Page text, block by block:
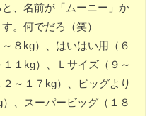
、名前が「ムーニー」か
。何でだろ（笑）
８kg）、はいはい用（６
１kg）、Ｌサイズ（９～
～１７kg）、ビッグより
、スーパービッグ（１８